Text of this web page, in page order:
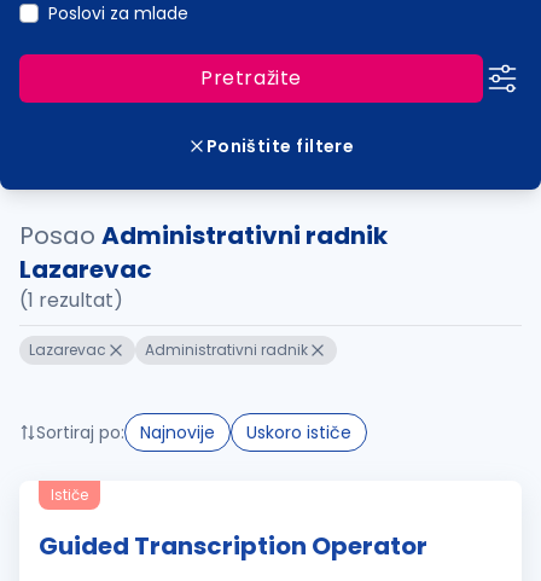
Poslovi za mlade
Pretražite
Poništite filtere
Posao Administrativni radnik
Lazarevac
(1 rezultat)
Lazarevac Administrativni radnik
Sortiraj po: Najnovije Uskoro ističe
Ističe
Guided Transcription Operator